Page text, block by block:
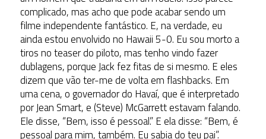
complicado, mas acho que pode acabar sendo um
filme independente fantástico. E, na verdade, eu
ainda estou envolvido no Hawaii 5-0. Eu sou morto a
tiros no teaser do piloto, mas tenho vindo fazer
dublagens, porque Jack fez fitas de si mesmo. E eles
dizem que vão ter-me de volta em flashbacks. Em
uma cena, o governador do Havaí, que é interpretado
por Jean Smart, e (Steve) McGarrett estavam falando.
Ele disse, “Bem, isso é pessoal.” E ela disse: “Bem, é
pessoal para mim, também. Eu sabia do teu pai”.